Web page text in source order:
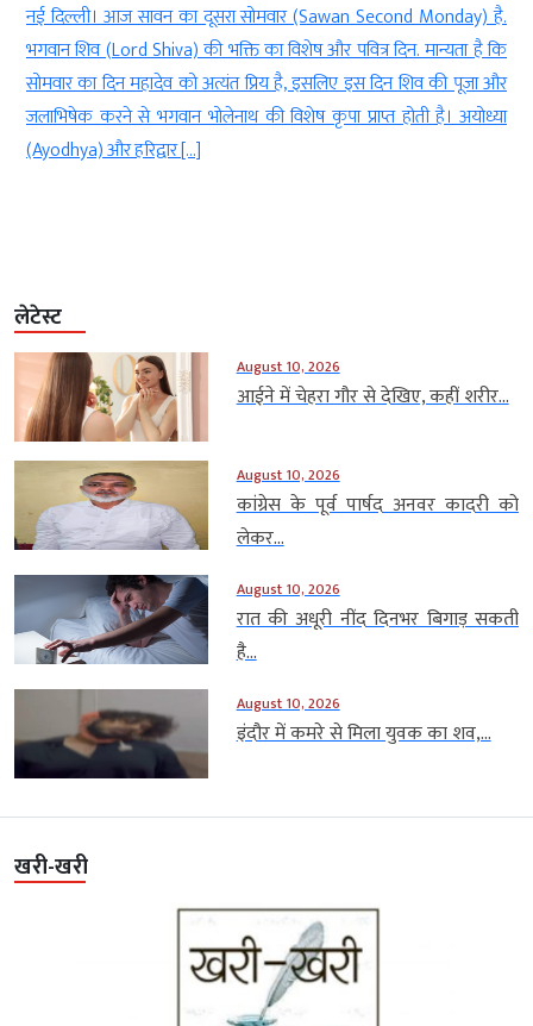
नई दिल्ली। आज सावन का दूसरा सोमवार (Sawan Second Monday) है.
भगवान शिव (Lord Shiva) की भक्ति का विशेष और पवित्र दिन. मान्यता है कि
सोमवार का दिन महादेव को अत्यंत प्रिय है, इसलिए इस दिन शिव की पूजा और
जलाभिषेक करने से भगवान भोलेनाथ की विशेष कृपा प्राप्त होती है। अयोध्या
(Ayodhya) और हरिद्वार […]
लेटेस्ट
August 10, 2026
आईने में चेहरा गौर से देखिए, कहीं शरीर...
August 10, 2026
कांग्रेस के पूर्व पार्षद अनवर कादरी को
लेकर...
August 10, 2026
रात की अधूरी नींद दिनभर बिगाड़ सकती
है...
August 10, 2026
इंदौर में कमरे से मिला युवक का शव,...
खरी-खरी